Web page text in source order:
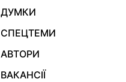
ДУМКИ
СПЕЦТЕМИ
АВТОРИ
ВАКАНСІЇ